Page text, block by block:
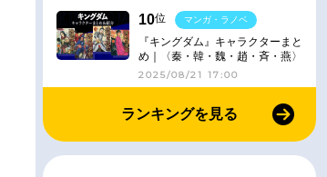
10位
『キングダム』キャラクターまと
め｜〈秦・韓・魏・趙・斉・燕〉
2025/08/21 17:00
マンガ・ラノベ
ランキングを見る